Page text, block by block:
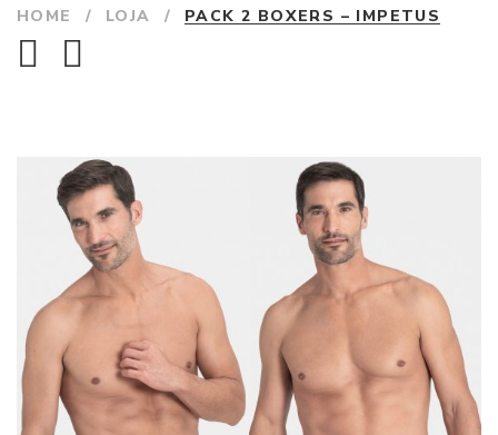
HOME / LOJA / PACK 2 BOXERS – IMPETUS